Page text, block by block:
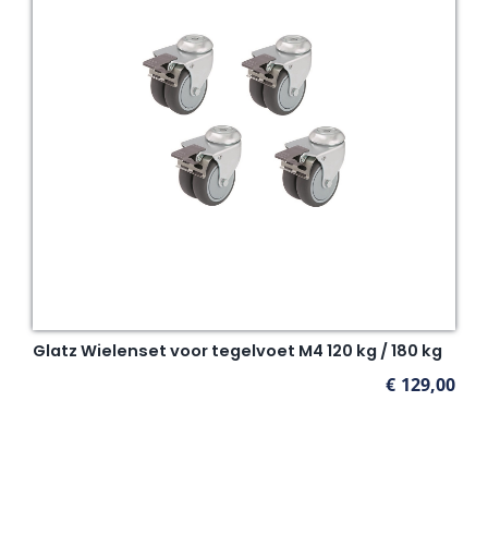
Glatz Wielenset voor tegelvoet M4 120 kg / 180 kg
€ 129,00